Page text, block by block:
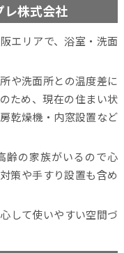
レ株式会社
エリアで、浴室・洗面
や洗面所との温度差に
ため、現在の住まい状
乾燥機・内窓設置など
齢の家族がいるので心
策や手すり設置も含め
して使いやすい空間づ